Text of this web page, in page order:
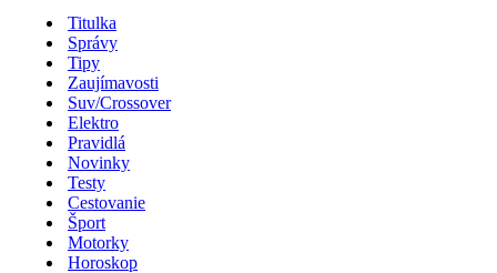
Titulka
Správy
Tipy
Zaujímavosti
Suv/Crossover
Elektro
Pravidlá
Novinky
Testy
Cestovanie
Šport
Motorky
Horoskop